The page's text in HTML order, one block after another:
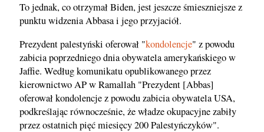
To jednak, co otrzymał Biden, jest jeszcze śmieszniejsze z
punktu widzenia Abbasa i jego przyjaciół.
Prezydent palestyński oferował "kondolencje" z powodu
zabicia poprzedniego dnia obywatela amerykańskiego w
Jaffie. Według komunikatu opublikowanego przez
kierownictwo AP w Ramallah "Prezydent [Abbas]
oferował kondolencje z powodu zabicia obywatela USA,
podkreślając równocześnie, że władze okupacyjne zabiły
przez ostatnich pięć miesięcy 200 Palestyńczyków".